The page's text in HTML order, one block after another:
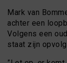
Mark van
achter een
Volgens een
staat zijn